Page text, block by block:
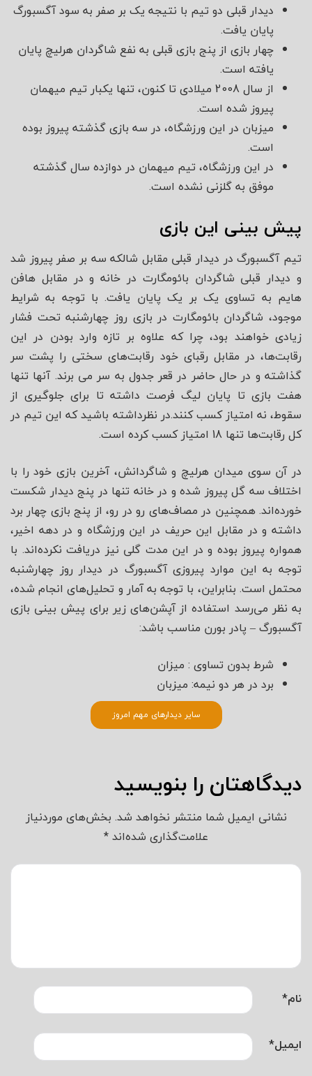
دیدار قبلی دو تیم با نتیجه یک بر صفر به سود آگسبورگ
پایان یافت.
چهار بازی از پنج بازی قبلی به نفع شاگردان هرلیچ پایان
یافته است.
از سال 2008 میلادی تا کنون، تنها یکبار تیم میهمان
پیروز شده است.
میزبان در این ورزشگاه، در سه بازی گذشته پیروز بوده
است.
در این ورزشگاه، تیم میهمان در دوازده سال گذشته
موفق به گلزنی نشده است.
پیش بینی این بازی
تیم آگسبورگ در دیدار قبلی مقابل شالکه سه بر صفر پیروز شد
و دیدار قبلی شاگردان بائومگارت در خانه و در مقابل هافن
هایم به تساوی یک بر یک پایان یافت. با توجه به شرایط
موجود، شاگردان بائومگارت در بازی روز چهارشنبه تحت فشار
زیادی خواهند بود، چرا که علاوه بر تازه وارد بودن در این
رقابت‌ها، در مقابل رقبای خود رقابت‌های سختی را پشت سر
گذاشته و در حال حاضر در قعر جدول به سر می برند. آنها تنها
هفت بازی تا پایان لیگ فرصت داشته تا برای جلوگیری از
سقوط، نه امتیاز کسب کنند.در نظرداشته باشید که این تیم در
کل رقابت‌ها تنها 18 امتیاز کسب کرده است.
در آن سوی میدان هرلیچ و شاگردانش، آخرین بازی خود را با
اختلاف سه گل پیروز شده و در خانه تنها در پنج دیدار شکست
خورده‌اند. همچنین در مصاف‌های رو در رو، از پنج بازی چهار برد
داشته و در مقابل این حریف در این ورزشگاه و در دهه اخیر،
همواره پیروز بوده و در این مدت گلی نیز دریافت نکرده‌اند. با
توجه به این موارد پیروزی آگسبورگ در دیدار روز چهارشنبه
محتمل است. بنابراین، با توجه به آمار و تحلیل‌های انجام شده،
به نظر می‌رسد استفاده از آپشن‌های زیر برای پیش بینی بازی
آگسبورگ – پادر بورن مناسب باشد:
شرط بدون تساوی : میزان
برد در هر دو نیمه: میزبان
سایر دیدارهای مهم امروز
دیدگاهتان را بنویسید
نشانی ایمیل شما منتشر نخواهد شد. بخش‌های موردنیاز
علامت‌گذاری شده‌اند*
نام*
ایمیل*